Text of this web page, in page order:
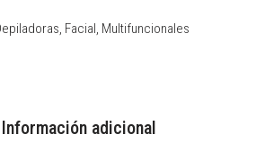
, Facial , Multifuncionales
Información adicional